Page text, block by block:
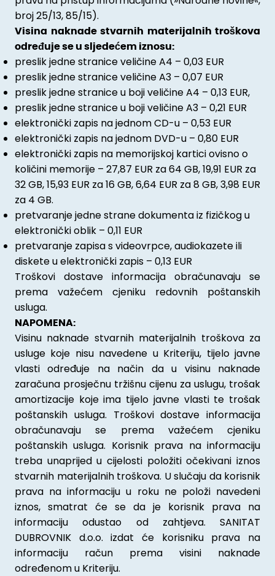
broj 25/13, 85/15).
Visina naknade stvarnih materijalnih troškova
određuje se u sljedećem iznosu:
preslik jedne stranice veličine A4 – 0,03 EUR
preslik jedne stranice veličine A3 – 0,07 EUR
preslik jedne stranice u boji veličine A4 – 0,13 EUR,
preslik jedne stranice u boji veličine A3 – 0,21 EUR
elektronički zapis na jednom CD-u – 0,53 EUR
elektronički zapis na jednom DVD-u – 0,80 EUR
elektronički zapis na memorijskoj kartici ovisno o
količini memorije – 27,87 EUR za 64 GB, 19,91 EUR za
32 GB, 15,93 EUR za 16 GB, 6,64 EUR za 8 GB, 3,98 EUR
za 4 GB.
pretvaranje jedne strane dokumenta iz fizičkog u
elektronički oblik – 0,11 EUR
pretvaranje zapisa s videovrpce, audiokazete ili
diskete u elektronički zapis – 0,13 EUR
Troškovi dostave informacija obračunavaju se
prema važećem cjeniku redovnih poštanskih
usluga.
NAPOMENA:
Visinu naknade stvarnih materijalnih troškova za
usluge koje nisu navedene u Kriteriju, tijelo javne
vlasti određuje na način da u visinu naknade
zaračuna prosječnu tržišnu cijenu za uslugu, trošak
amortizacije koje ima tijelo javne vlasti te trošak
poštanskih usluga. Troškovi dostave informacija
obračunavaju se prema važećem cjeniku
poštanskih usluga. Korisnik prava na informaciju
treba unaprijed u cijelosti položiti očekivani iznos
stvarnih materijalnih troškova. U slučaju da korisnik
prava na informaciju u roku ne položi navedeni
iznos, smatrat će se da je korisnik prava na
informaciju odustao od zahtjeva. SANITAT
DUBROVNIK d.o.o. izdat će korisniku prava na
informaciju račun prema visini naknade
određenom u Kriteriju.